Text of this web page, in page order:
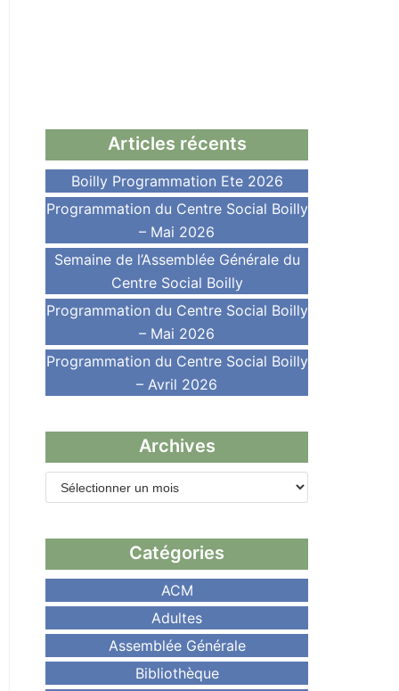
Articles récents
Boilly Programmation Ete 2026
Programmation du Centre Social Boilly
– Mai 2026
Semaine de l’Assemblée Générale du
Centre Social Boilly
Programmation du Centre Social Boilly
– Mai 2026
Programmation du Centre Social Boilly
– Avril 2026
Archives
Catégories
ACM
Adultes
Assemblée Générale
Bibliothèque